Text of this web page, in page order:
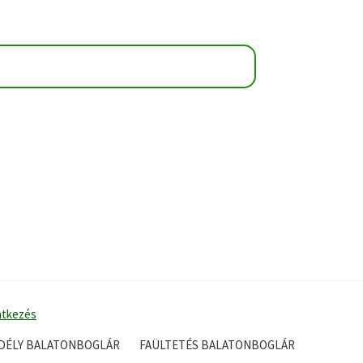
BALATONBOGLÁR FAÜLTETÉS BALATONBOGLÁR